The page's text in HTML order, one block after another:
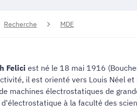
Recherche MDE
Felici est né le 18 mai 1916
il est orienté vers Louis Néel
machines électrostatiques de
à la faculté des